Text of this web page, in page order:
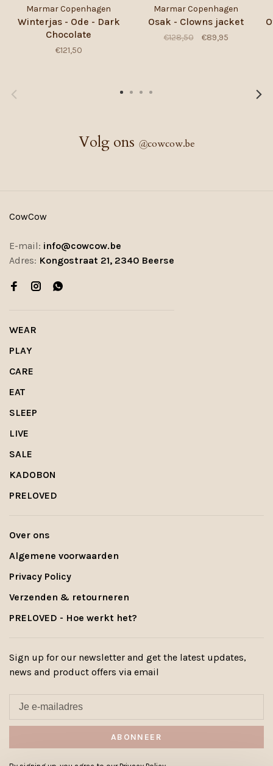
Marmar Copenhagen
Winterjas - Ode - Dark
Chocolate
€121,50
Marmar Copenhagen
Osak - Clowns jacket
€128,50 €89,95
Volg ons @cowcow.be
CowCow
E-mail: info@cowcow.be
Adres: Kongostraat 21, 2340 Beerse
WEAR
PLAY
CARE
EAT
SLEEP
LIVE
SALE
KADOBON
PRELOVED
Over ons
Algemene voorwaarden
Privacy Policy
Verzenden & retourneren
PRELOVED - Hoe werkt het?
Sign up for our newsletter and get the latest updates,
news and product offers via email
ABONNEER